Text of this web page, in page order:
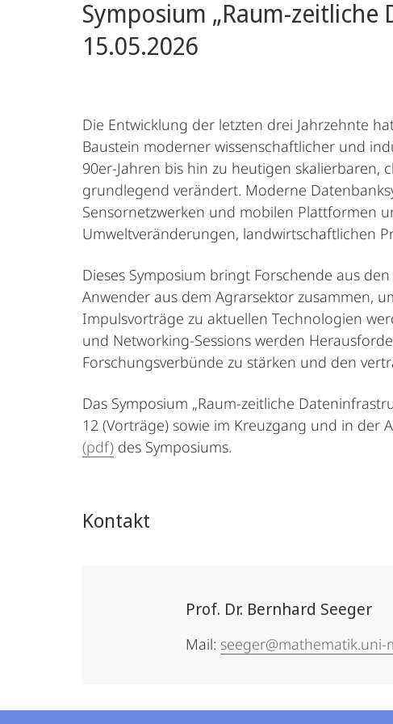
Symposium „Raum-
15.05.2026
Die Entwicklung der letzten drei Jahrzehnte
Baustein moderner wissenschaftlicher und
90er-Jahren bis hin zu heutigen
grundlegend verändert. Moderne
Sensornetzwerken und mobilen Plattformen
Umweltveränderungen, landwirtschaftlichen
Dieses Symposium bringt Forschende aus
Anwender aus dem Agrarsektor zusammen,
Impulsvorträge zu aktuellen Technologien
und Networking-Sessions werden
Forschungsverbünde zu stärken und den
Das Symposium „Raum-zeitliche
12 (Vorträge) sowie im Kreuzgang und in der
(pdf) des Symposiums.
Kontakt
Prof. Dr. Bernhard Seeger
Mail: